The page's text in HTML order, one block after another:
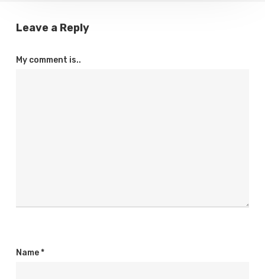
Leave a Reply
My comment is..
Name*